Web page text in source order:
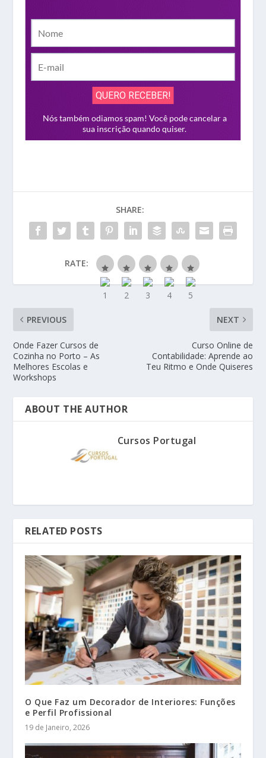
SHARE:
RATE:
PREVIOUS
Onde Fazer Cursos de
Cozinha no Porto – As
Melhores Escolas e
Workshops
NEXT
Curso Online de
Contabilidade: Aprende ao
Teu Ritmo e Onde Quiseres
ABOUT THE AUTHOR
Cursos Portugal
RELATED POSTS
O Que Faz um Decorador de Interiores: Funções
e Perfil Profissional
19 de Janeiro, 2026